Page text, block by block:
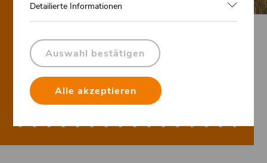
Detailierte Informationen
Auswahl bestätigen
Alle akzeptieren
HERZLICH
WILLKOMMEN
beim Freundeskreis für Suchtkrankenhilfe
Kressbronn